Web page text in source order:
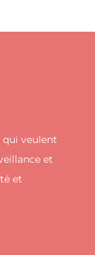
qui veulent
et
et